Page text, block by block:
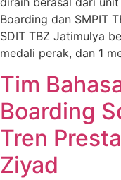
Boarding dan SMPIT
SDIT TBZ Jatimulya
medali perak, dan 1
Tim
Boarding
Tren
Ziyad